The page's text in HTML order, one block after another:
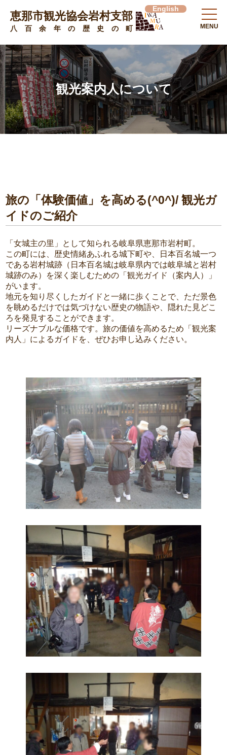
恵那市観光協会岩村支部
八百余年の歴史の町
English
MENU
観光案内人について
旅の「体験価値」を高める(^0^)/ 観光ガ
イドのご紹介
「女城主の里」として知られる岐阜県恵那市岩村町。
この町には、歴史情緒あふれる城下町や、日本百名城一つ
である岩村城跡（日本百名城は岐阜県内では岐阜城と岩村
城跡のみ）を深く楽しむための「観光ガイド（案内人）」
がいます。
地元を知り尽くしたガイドと一緒に歩くことで、ただ景色
を眺めるだけでは気づけない歴史の物語や、隠れた見どこ
ろを発見することができます。
リーズナブルな価格です。旅の価値を高めるため「観光案
内人」によるガイドを、ぜひお申し込みください。